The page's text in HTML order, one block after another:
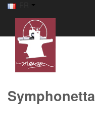
Symphonetta